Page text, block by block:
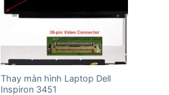
Thay màn hình Laptop Dell
Inspiron 3451